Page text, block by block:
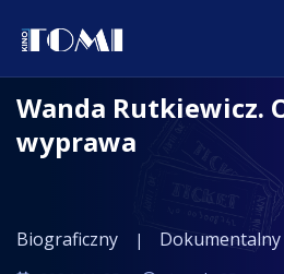
Wanda Rutkiewicz. Ostatnia
wyprawa
Biograficzny Dokumentalny